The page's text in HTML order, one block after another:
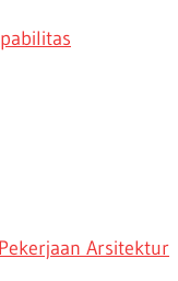
Arsitektur